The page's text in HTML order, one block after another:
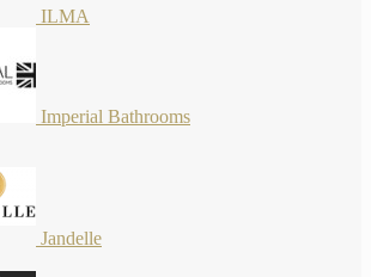
ILMA
Imperial Bathrooms
Jandelle